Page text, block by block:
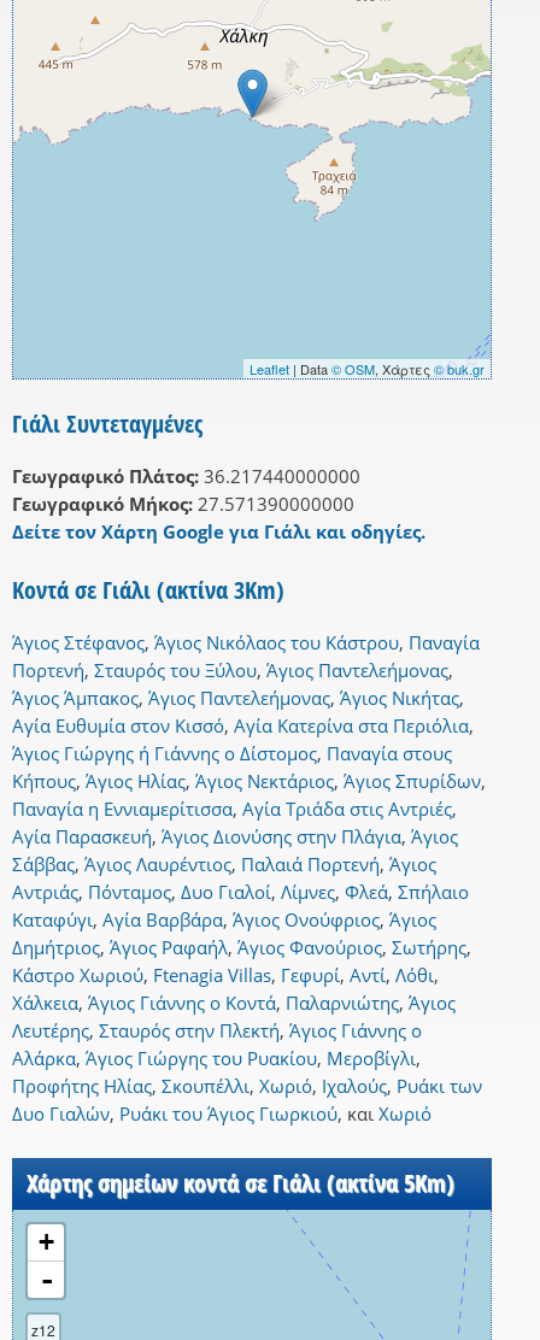
Leaflet | Data© OSM, Χάρτες © buk.gr
Γιάλι Συντεταγμένες
Γεωγραφικό Πλάτος: 36.217440000000
Γεωγραφικό Μήκος: 27.571390000000
Δείτε τον Χάρτη Google για Γιάλι και οδηγίες.
Κοντά σε Γιάλι (ακτίνα 3Km)
Άγιος Στέφανος, Άγιος Νικόλαος του Κάστρου, Παναγία
Πορτενή, Σταυρός του Ξύλου, Άγιος Παντελεήμονας,
Άγιος Άμπακος, Άγιος Παντελεήμονας, Άγιος Νικήτας,
Αγία Ευθυμία στον Κισσό, Αγία Κατερίνα στα Περιόλια,
Άγιος Γιώργης ή Γιάννης ο Δίστομος, Παναγία στους
Κήπους, Άγιος Ηλίας, Άγιος Νεκτάριος, Άγιος Σπυρίδων,
Παναγία η Εννιαμερίτισσα, Αγία Τριάδα στις Αντριές,
Αγία Παρασκευή, Άγιος Διονύσης στην Πλάγια, Άγιος
Σάββας, Άγιος Λαυρέντιος, Παλαιά Πορτενή, Άγιος
Αντριάς, Πόνταμος, Δυο Γιαλοί, Λίμνες, Φλεά, Σπήλαιο
Καταφύγι, Αγία Βαρβάρα, Άγιος Ονούφριος, Άγιος
Δημήτριος, Άγιος Ραφαήλ, Άγιος Φανούριος, Σωτήρης,
Κάστρο Χωριού, Ftenagia Villas, Γεφυρί, Αντί, Λόθι,
Χάλκεια, Άγιος Γιάννης ο Κοντά, Παλαρνιώτης, Άγιος
Λευτέρης, Σταυρός στην Πλεκτή, Άγιος Γιάννης ο
Αλάρκα, Άγιος Γιώργης του Ρυακίου, Μεροβίγλι,
Προφήτης Ηλίας, Σκουπέλλι, Χωριό, Ιχαλούς, Ρυάκι των
Δυο Γιαλών, Ρυάκι του Άγιος Γιωρκιού, και Χωριό
Χάρτης σημείων κοντά σε Γιάλι (ακτίνα 5Km)
+
-
z12